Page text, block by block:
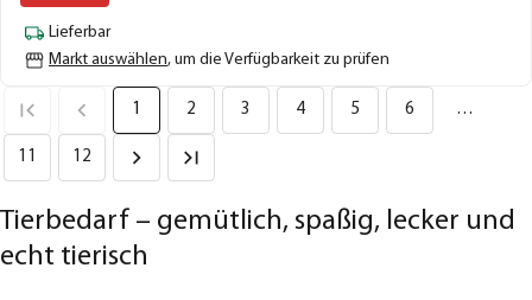
Lieferbar
Markt auswählen, um die Verfügbarkeit zu prüfen
1 2 3 4 5 6 …
11 12
Tierbedarf – gemütlich, spaßig, lecker und
echt tierisch